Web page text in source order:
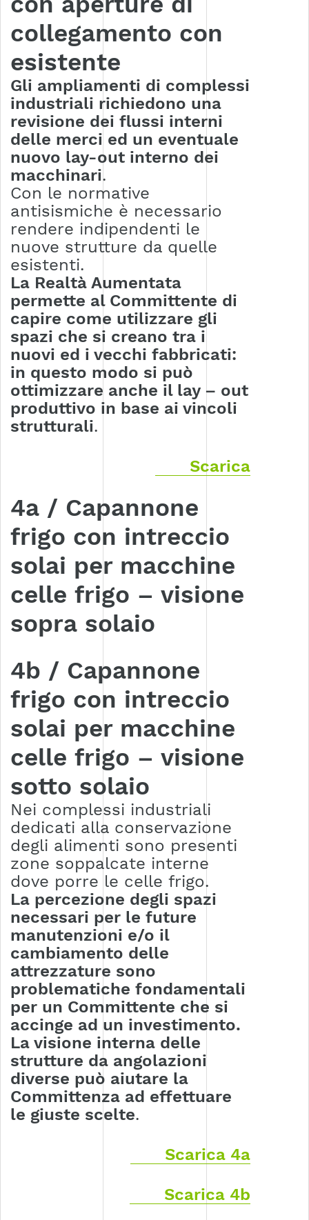
collegamento con
esistente
Gli ampliamenti di complessi
industriali richiedono una
revisione dei flussi interni
delle merci ed un eventuale
nuovo lay-out interno dei
macchinari.
Con le normative
antisismiche è necessario
rendere indipendenti le
nuove strutture da quelle
esistenti.
La Realtà Aumentata
permette al Committente di
capire come utilizzare gli
spazi che si creano tra i
nuovi ed i vecchi fabbricati:
in questo modo si può
ottimizzare anche il lay – out
produttivo in base ai vincoli
strutturali.
Scarica
4a / Capannone
frigo con intreccio
solai per macchine
celle frigo – visione
sopra solaio
4b / Capannone
frigo con intreccio
solai per macchine
celle frigo – visione
sotto solaio
Nei complessi industriali
dedicati alla conservazione
degli alimenti sono presenti
zone soppalcate interne
dove porre le celle frigo.
La percezione degli spazi
necessari per le future
manutenzioni e/o il
cambiamento delle
attrezzature sono
problematiche fondamentali
per un Committente che si
accinge ad un investimento.
La visione interna delle
strutture da angolazioni
diverse può aiutare la
Committenza ad effettuare
le giuste scelte.
Scarica 4a
Scarica 4b